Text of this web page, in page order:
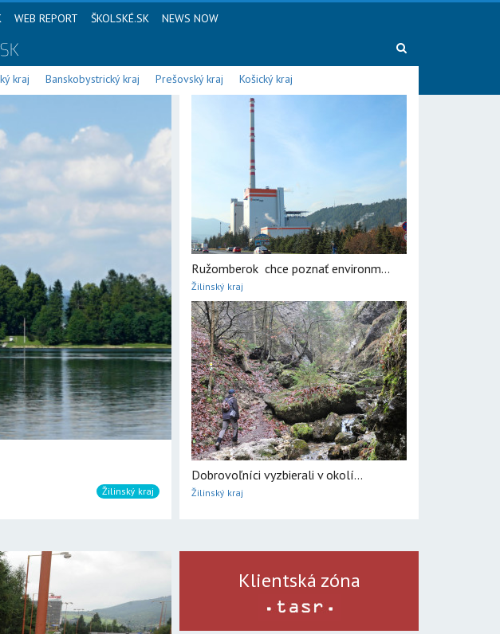
WEB REPORT ŠKOLSKÉ.SK NEWS NOW
kraj Banskobystrický kraj Prešovský kraj Košický kraj
Žilinský kraj
Ružomberok chce poznať environm...
Žilinský kraj
Dobrovoľníci vyzbierali v okolí...
Žilinský kraj
Klientská zóna